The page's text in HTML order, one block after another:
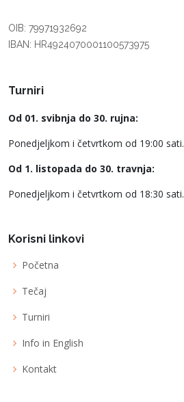
OIB: 79971932692
IBAN: HR4924070001100573975
Turniri
Od 01. svibnja do 30. rujna:
Ponedjeljkom i četvrtkom od 19:00 sati.
Od 1. listopada do 30. travnja:
Ponedjeljkom i četvrtkom od 18:30 sati.
Korisni linkovi
Početna
Tečaj
Turniri
Info in English
Kontakt